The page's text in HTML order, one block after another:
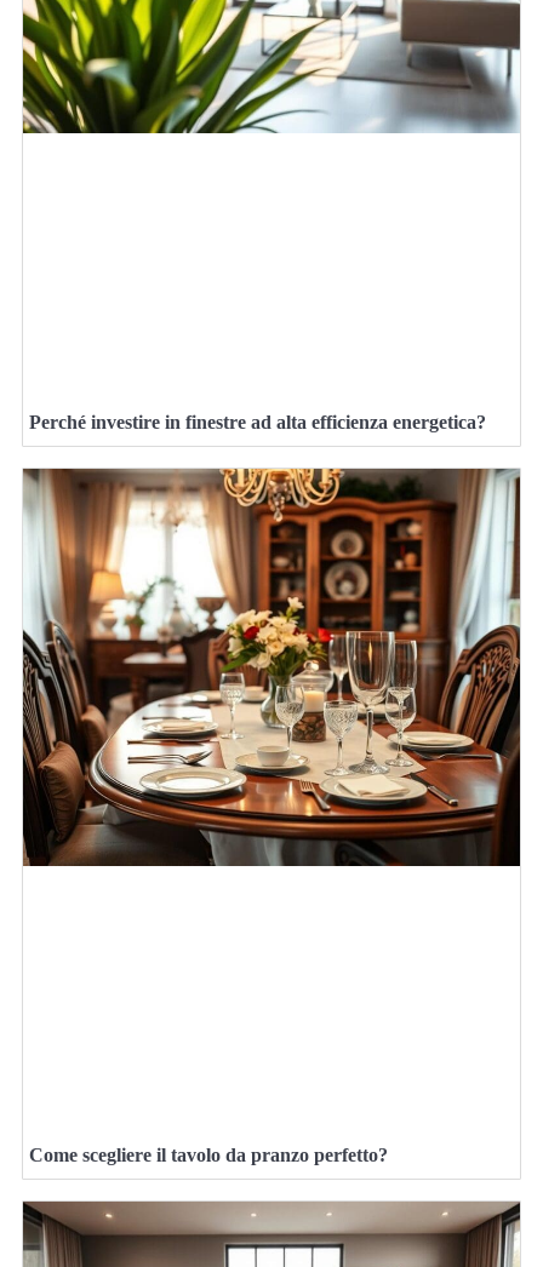
Perché investire in finestre ad alta efficienza energetica?
Come scegliere il tavolo da pranzo perfetto?